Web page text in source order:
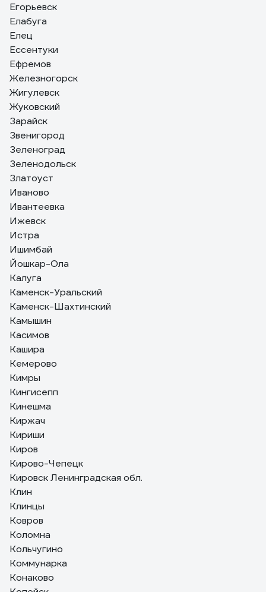
Егорьевск
Елабуга
Елец
Ессентуки
Ефремов
Железногорск
Жигулевск
Жуковский
Зарайск
Звенигород
Зеленоград
Зеленодольск
Златоуст
Иваново
Ивантеевка
Ижевск
Истра
Ишимбай
Йошкар-Ола
Калуга
Каменск-Уральский
Каменск-Шахтинский
Камышин
Касимов
Кашира
Кемерово
Кимры
Кингисепп
Кинешма
Киржач
Кириши
Киров
Кирово-Чепецк
Кировск Ленинградская обл.
Клин
Клинцы
Ковров
Коломна
Кольчугино
Коммунарка
Конаково